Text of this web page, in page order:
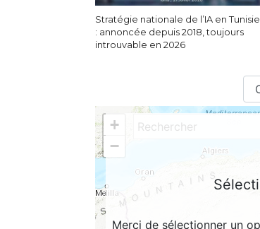
Stratégie nationale de l’IA en Tunisie
: annoncée depuis 2018, toujours
introuvable en 2026